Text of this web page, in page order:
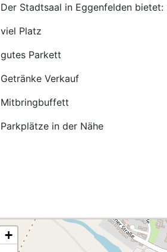
Der Stadtsaal in Eggenfelden bietet:
viel Platz
gutes Parkett
Getränke Verkauf
Mitbringbuffett
Parkplätze in der Nähe
+